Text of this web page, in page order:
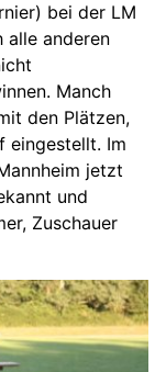
bei der LM
alle anderen
Manch
den Plätzen,
eingestellt. Im
jetzt
und
Zuschauer